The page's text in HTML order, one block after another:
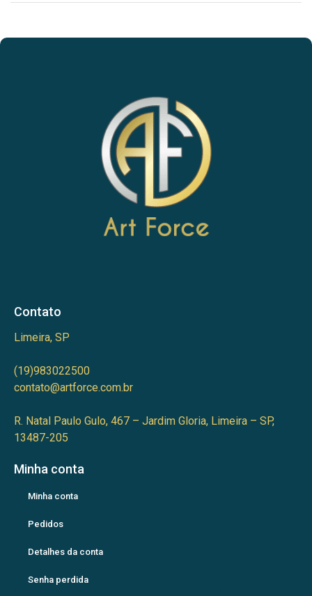
Contato
Limeira, SP
(19)983022500
contato@artforce.com.br
R. Natal Paulo Gulo, 467 – Jardim Gloria, Limeira – SP,
13487-205
Minha conta
Minha conta
Pedidos
Detalhes da conta
Senha perdida